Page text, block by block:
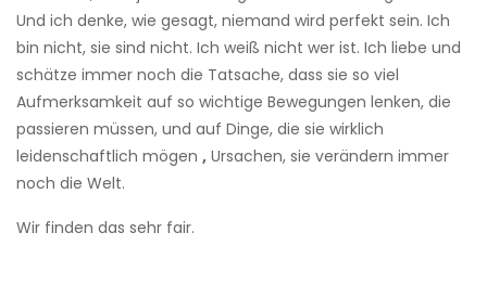
Und ich denke, wie gesagt, niemand wird perfekt sein. Ich
bin nicht, sie sind nicht. Ich weiß nicht wer ist. Ich liebe und
schätze immer noch die Tatsache, dass sie so viel
Aufmerksamkeit auf so wichtige Bewegungen lenken, die
passieren müssen, und auf Dinge, die sie wirklich
leidenschaftlich mögen , Ursachen, sie verändern immer
noch die Welt.
Wir finden das sehr fair.